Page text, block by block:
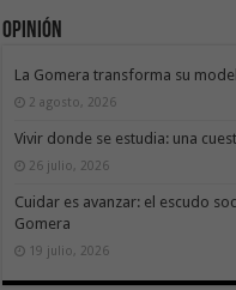
Opinión
La Gomera transforma su
2 agosto, 2026
Vivir donde se estudia: una
26 julio, 2026
Cuidar es avanzar: el escudo
Gomera
19 julio, 2026